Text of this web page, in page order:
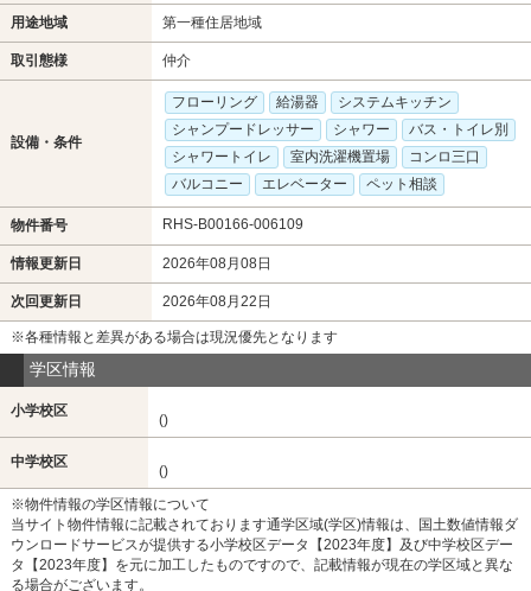
用途地域 第一種住居地域
取引態様 仲介
設備・条件
フローリング 給湯器
システムキッチン
シャンプードレッサー
シャワー
バス・トイレ別
シャワートイレ
室内洗濯機置場
コンロ三口
バルコニー
エレベーター ペット相談
物件番号 RHS-B00166-006109
情報更新日 2026年08月08日
次回更新日 2026年08月22日
※各種情報と差異がある場合は現況優先となります
学区情報
小学校区
()
中学校区
()
※物件情報の学区情報について
当サイト物件情報に記載されております通学区域(学区)情報は、国土数値情報ダ
ウンロードサービスが提供する小学校区データ【2023年度】及び中学校区デー
タ【2023年度】を元に加工したものですので、記載情報が現在の学区域と異な
る場合がございます。